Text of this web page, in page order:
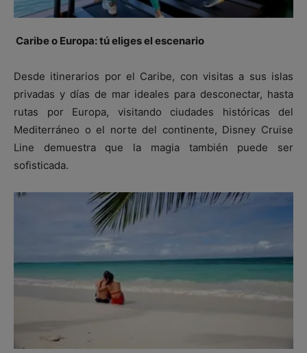
Caribe o Europa: tú eliges el escenario
Desde itinerarios por el Caribe, con visitas a sus islas
privadas y días de mar ideales para desconectar, hasta
rutas por Europa, visitando ciudades históricas del
Mediterráneo o el norte del continente, Disney Cruise
Line demuestra que la magia también puede ser
sofisticada.